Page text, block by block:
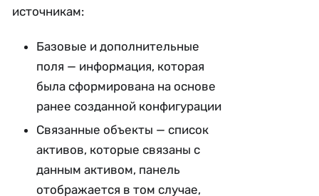
источникам:
Базовые и дополнительные
поля — информация, которая
была сформирована на основе
ранее созданной конфигурации
Связанные объекты — список
активов, которые связаны с
данным активом, панель
отображается в том случае,